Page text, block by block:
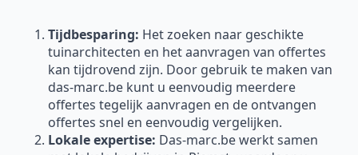
Tijdbesparing: Het zoeken naar geschikte
tuinarchitecten en het aanvragen van offertes
kan tijdrovend zijn. Door gebruik te maken van
das-marc.be kunt u eenvoudig meerdere
offertes tegelijk aanvragen en de ontvangen
offertes snel en eenvoudig vergelijken.
Lokale expertise: Das-marc.be werkt samen